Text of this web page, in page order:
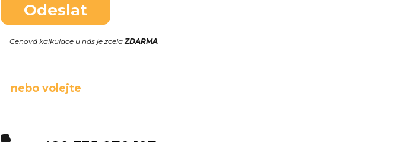
Odeslat
Cenová kalkulace u nás je zcelaZDARMA
nebo volejte